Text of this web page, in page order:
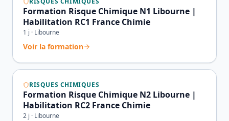
Formation Risque Chimique N1 Libourne |
Habilitation RC1 France Chimie
1 j · Libourne
Voir la formation
RISQUES CHIMIQUES
Formation Risque Chimique N2 Libourne |
Habilitation RC2 France Chimie
2 j · Libourne